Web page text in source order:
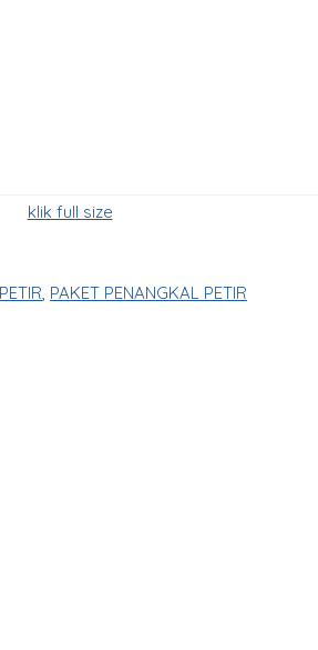
klik full size
, PAKET PENANGKAL PETIR